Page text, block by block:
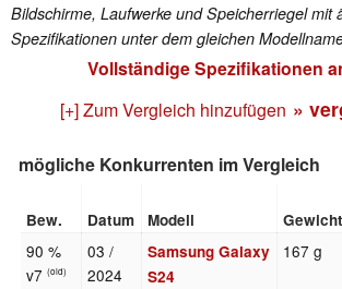
Bildschirme, Laufwerke und Speicherriegel mit
Spezifikationen unter dem gleichen
Vollständige Spezifikationen
[+] Zum Vergleich hinzufügen »
mögliche Konkurrenten im Vergleich
Bew. Datum Modell Gewicht
90 %
v7(old)
03 /
2024
Samsung Galaxy
S24
167 g